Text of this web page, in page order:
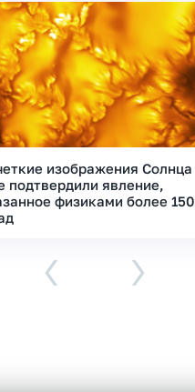
изображения Солнца
подтвердили явление,
физиками более 150
‹ ›